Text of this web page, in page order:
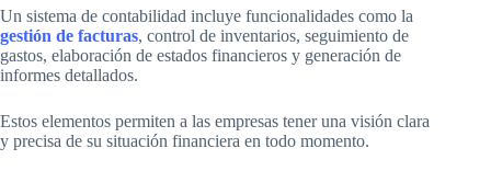
Un sistema de contabilidad incluye funcionalidades como la
gestión de facturas, control de inventarios, seguimiento de
gastos, elaboración de estados financieros y generación de
informes detallados.
Estos elementos permiten a las empresas tener una visión clara
y precisa de su situación financiera en todo momento.